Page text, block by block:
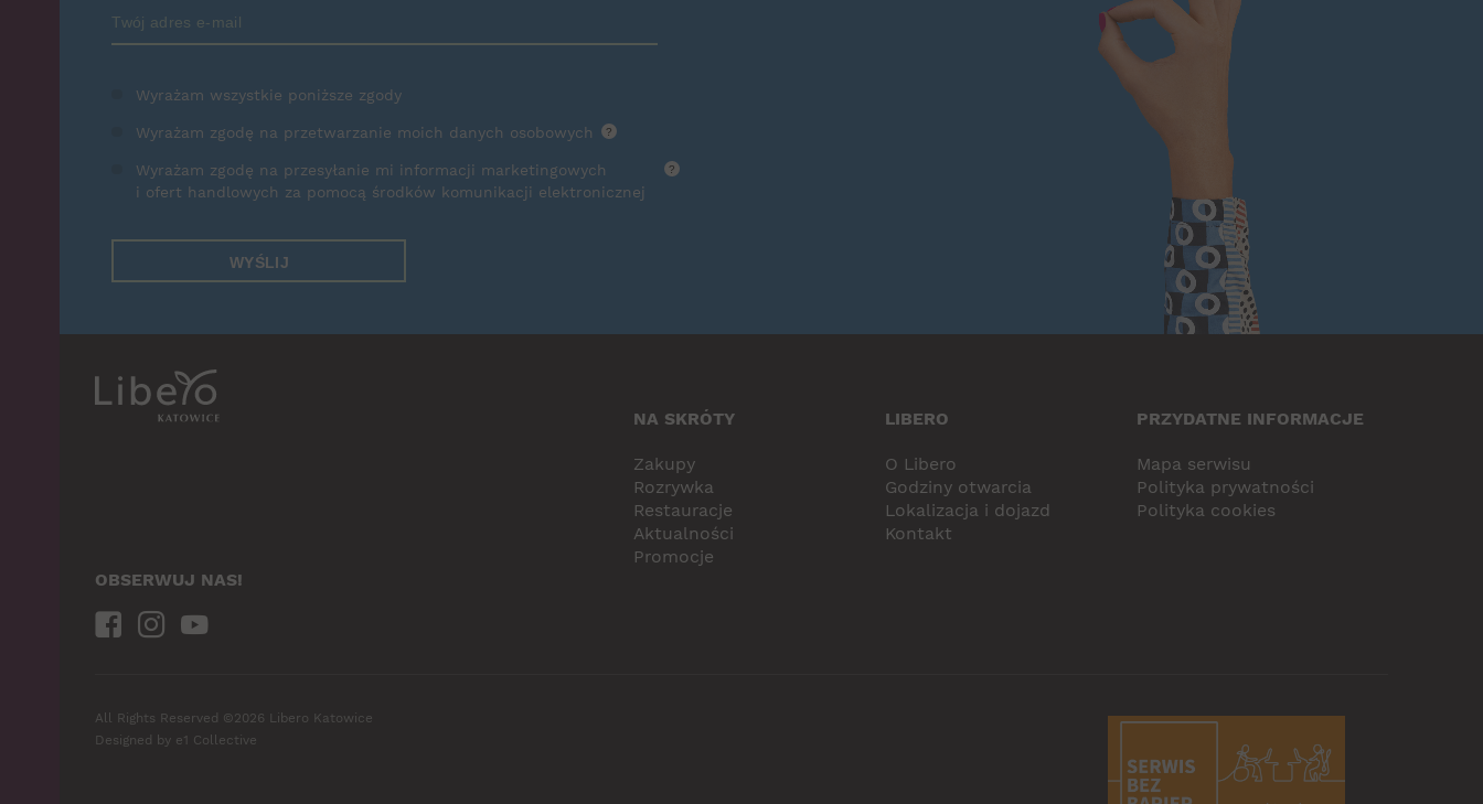
Zamów Newsletter
Wyrażam wszystkie poniższe zgody
Wyrażam zgodę na przetwarzanie moich danych osobowych ?
Wyrażam zgodę na przesyłanie mi informacji marketingowych
i ofert handlowych za pomocą środków komunikacji elektronicznej
?
WYŚLIJ
NA SKRÓTY
Zakupy
Rozrywka
Restauracje
Aktualności
Promocje
LIBERO
O Libero
Godziny otwarcia
Lokalizacja i dojazd
Kontakt
PRZYDATNE INFORMACJE
Mapa serwisu
Polityka prywatności
Polityka cookies
OBSERWUJ NAS!
All Rights Reserved ©2026 Libero Katowice
Designed by e1 Collective